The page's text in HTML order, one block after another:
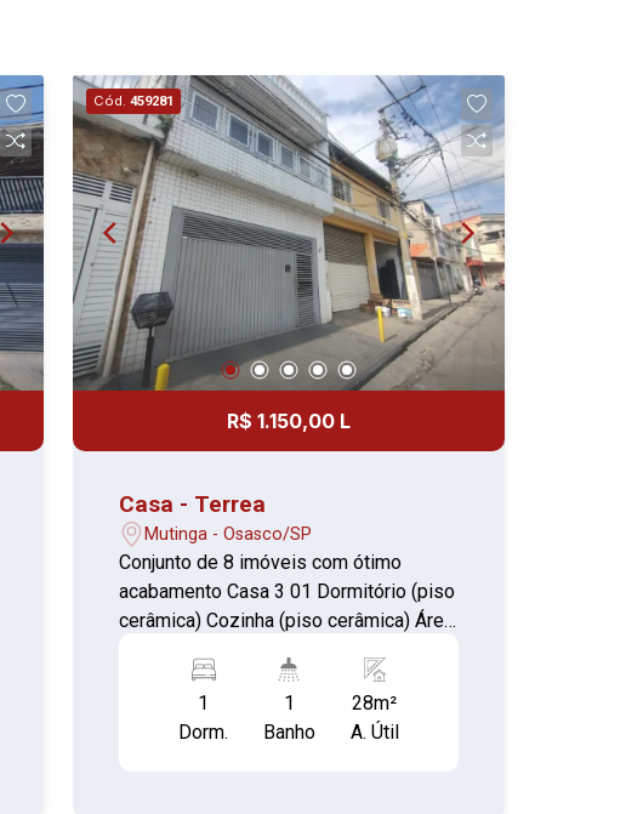
Cód. 459281
R$ 1.150,00 L
Casa - Terrea
Mutinga - Osasco/SP
Conjunto de 8 imóveis com ótimo
acabamento Casa 3 01 Dormitório (piso
cerâmica) Cozinha (piso cerâmica) Área
(piso cerâmica)
1
Dorm.
1
Banho
28m²
A. Útil